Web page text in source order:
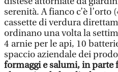
serenità. A fianco c’è
cassette di verdura
ordinano una volta la
4 arnie per le api, 10
spaccio aziendale dei
formaggi e salumi, in parte